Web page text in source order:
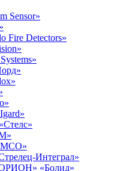
Sensor»
Fire Detectors»
Интеграл»
«Болид»